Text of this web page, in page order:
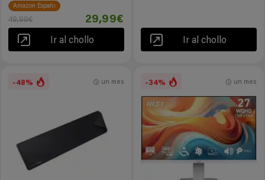
Amazon España
49,99€ 29,99€
Ir al chollo Ir al chollo
-48% un mes -34% un mes